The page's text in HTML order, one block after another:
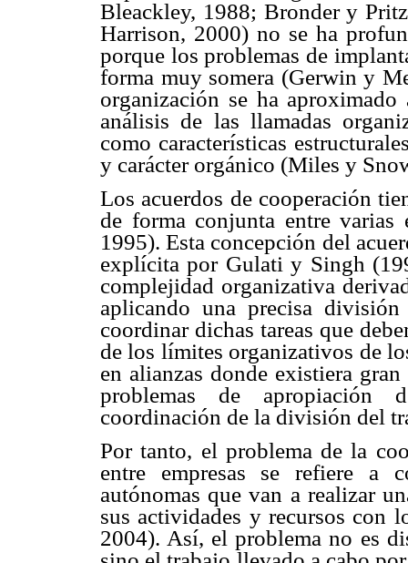
Bleackley, 1988; Bronder y
Harrison, 2000) no se ha
porque los problemas de
forma muy somera (Gerwin y
organización se ha
análisis de las llamadas
como características
y carácter orgánico (Miles y
Los acuerdos de cooperación
de forma conjunta entre
1995). Esta concepción del
explícita por Gulati y Singh
complejidad organizativa
aplicando una precisa
coordinar dichas tareas que
de los límites organizativos de
en alianzas donde existiera
problemas de apropiación
coordinación de la división del
Por tanto, el problema de la
entre empresas se refiere a
autónomas que van a realizar
sus actividades y recursos con
2004). Así, el problema no es